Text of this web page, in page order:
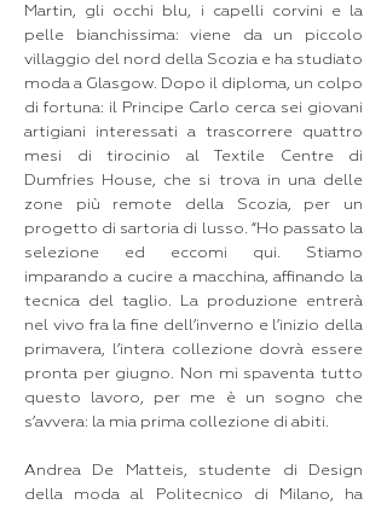
Martin, gli occhi blu, i capelli corvini e la
pelle bianchissima: viene da un piccolo
villaggio del nord della Scozia e ha studiato
moda a Glasgow. Dopo il diploma, un colpo
di fortuna: il Principe Carlo cerca sei giovani
artigiani interessati a trascorrere quattro
mesi di tirocinio al Textile Centre di
Dumfries House, che si trova in una delle
zone più remote della Scozia, per un
progetto di sartoria di lusso. “Ho passato la
selezione ed eccomi qui. Stiamo
imparando a cucire a macchina, affinando la
tecnica del taglio. La produzione entrerà
nel vivo fra la fine dell’inverno e l’inizio della
primavera, l’intera collezione dovrà essere
pronta per giugno. Non mi spaventa tutto
questo lavoro, per me è un sogno che
s’avvera: la mia prima collezione di abiti.
Andrea De Matteis, studente di Design
della moda al Politecnico di Milano, ha